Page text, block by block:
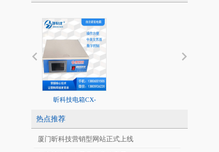
昕科技电箱CX-
2020/1526系列
热点推荐
厦门昕科技营销型网站正式上线